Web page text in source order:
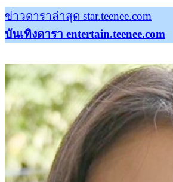
ข่าวดาราล่าสุด star.teenee.com
บันเทิงดารา entertain.teenee.com